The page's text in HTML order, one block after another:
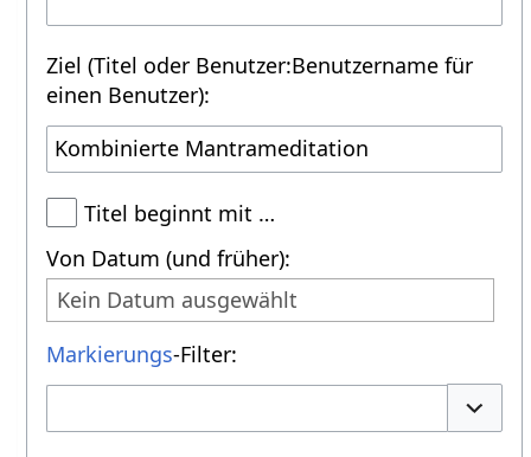
Ziel (Titel oder Benutzer:Benutzername für
einen Benutzer):
Titel beginnt mit …
Von Datum (und früher):
Kein Datum ausgewählt
Markierungs-Filter: